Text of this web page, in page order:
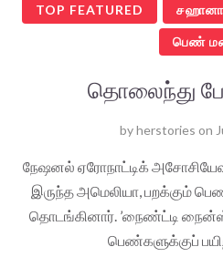
TOP FEATURED சஹானா
பெண்
தொலைந்து
byherstories on
நேஷனல் ஏரோநாட்டிக்
இருந்த அமெலியா, பறக்கும்
தொடங்கினார். ’நைண்ட்டி
பெண்களுக்குப்